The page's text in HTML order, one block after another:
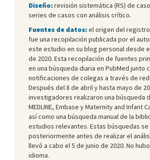
Diseño:revisión sistemática (RS) de
series de casos con análisis crítico.
Fuentes de datos:el origen del
fue una recopilación publicada por el
este estudio en su blog personal desde
de 2020. Esta recopilación de fuentes
en una búsqueda diaria en PubMed junto
notificaciones de colegas a través de
Después del 8 de abril y hasta mayo de
investigadores realizaron una búsqueda
MEDLINE, Embase y Maternity and Infant
así como una búsqueda manual de la
estudios relevantes. Estas búsquedas
posteriormente antes de realizar el
llevó a cabo el 5 de junio de 2020. No
idioma.